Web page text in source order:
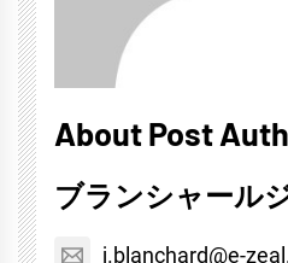
About Post
ブランシャール
j.blanchard@e-